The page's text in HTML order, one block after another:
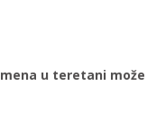
u teretani